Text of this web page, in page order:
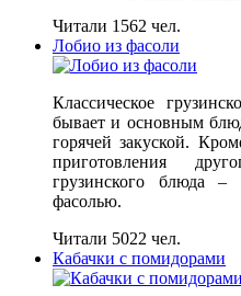
Читали 1562 чел.
Лобио из фасоли
Классическое
бывает и основным
горячей закуской.
приготовления
грузинского блюда
фасолью.
Читали 5022 чел.
Кабачки с помидорами